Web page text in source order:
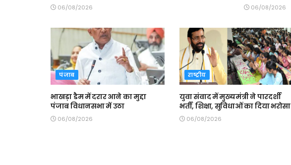
06/08/2026 06/08/2026
पंजाब
भाखड़ा डैम में दरार आने का मुद्दा
पंजाब विधानसभा में उठा
06/08/2026
राष्ट्रीय
युवा संवाद में मुख्यमंत्री ने पारदर्शी
भर्ती, शिक्षा, सुविधाओं का दिया भरोसा
06/08/2026